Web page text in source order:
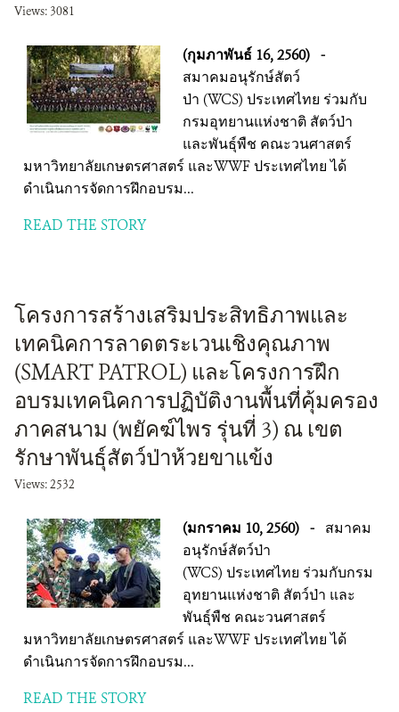
Views: 3081
(กุมภาพันธ์ 16, 2560) -
สมาคมอนุรักษ์สัตว์
ป่า (WCS) ประเทศไทย ร่วมกับ
กรมอุทยานแห่งชาติ สัตว์ป่า
และพันธุ์พืช คณะวนศาสตร์
มหาวิทยาลัยเกษตรศาสตร์ และWWF ประเทศไทย ได้
ดำเนินการจัดการฝึกอบรม...
READ THE STORY
โครงการสร้างเสริมประสิทธิภาพและ
เทคนิคการลาดตระเวนเชิงคุณภาพ
(SMART PATROL) และโครงการฝึก
อบรมเทคนิคการปฏิบัติงานพื้นที่คุ้มครอง
ภาคสนาม (พยัคฆ์ไพร รุ่นที่ 3) ณ เขต
รักษาพันธุ์สัตว์ป่าห้วยขาแข้ง
Views: 2532
(มกราคม 10, 2560) - สมาคม
อนุรักษ์สัตว์ป่า
(WCS) ประเทศไทย ร่วมกับกรม
อุทยานแห่งชาติ สัตว์ป่า และ
พันธุ์พืช คณะวนศาสตร์
มหาวิทยาลัยเกษตรศาสตร์ และWWF ประเทศไทย ได้
ดำเนินการจัดการฝึกอบรม...
READ THE STORY